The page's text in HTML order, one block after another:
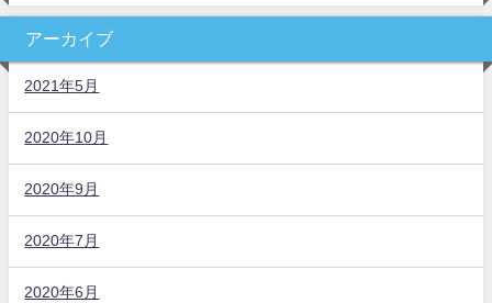
アーカイブ
2021年5月
2020年10月
2020年9月
2020年7月
2020年6月